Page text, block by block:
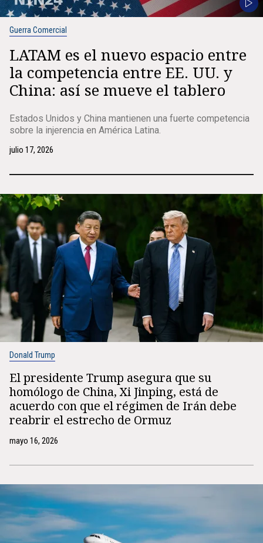
Guerra Comercial
LATAM es el nuevo espacio entre
la competencia entre EE. UU. y
China: así se mueve el tablero
Estados Unidos y China mantienen una fuerte competencia
sobre la injerencia en América Latina.
julio 17, 2026
Donald Trump
El presidente Trump asegura que su
homólogo de China, Xi Jinping, está de
acuerdo con que el régimen de Irán debe
reabrir el estrecho de Ormuz
mayo 16, 2026